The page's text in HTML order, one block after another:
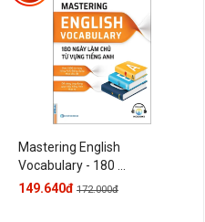
Mastering English
Vocabulary - 180 ...
149.640đ 172.000đ